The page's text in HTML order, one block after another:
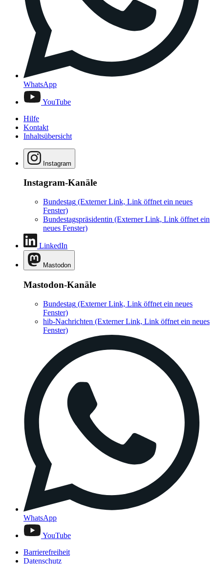
WhatsApp
YouTube
Hilfe
Kontakt
Inhaltsübersicht
Instagram
Instagram-Kanäle
Bundestag (Externer Link, Link öffnet ein neues
Fenster)
Bundestagspräsidentin (Externer Link, Link öffnet ein
neues Fenster)
LinkedIn
Mastodon
Mastodon-Kanäle
Bundestag (Externer Link, Link öffnet ein neues
Fenster)
hib-Nachrichten (Externer Link, Link öffnet ein neues
Fenster)
WhatsApp
YouTube
Barrierefreiheit
Datenschutz